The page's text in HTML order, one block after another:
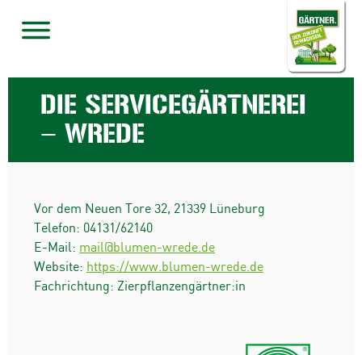
DIE SERVICEGÄRTNEREI
– WREDE
Vor dem Neuen Tore 32, 21339 Lüneburg
Telefon: 04131/62140
E-Mail: mail@blumen-wrede.de
Website: https://www.blumen-wrede.de
Fachrichtung: Zierpflanzengärtner:in